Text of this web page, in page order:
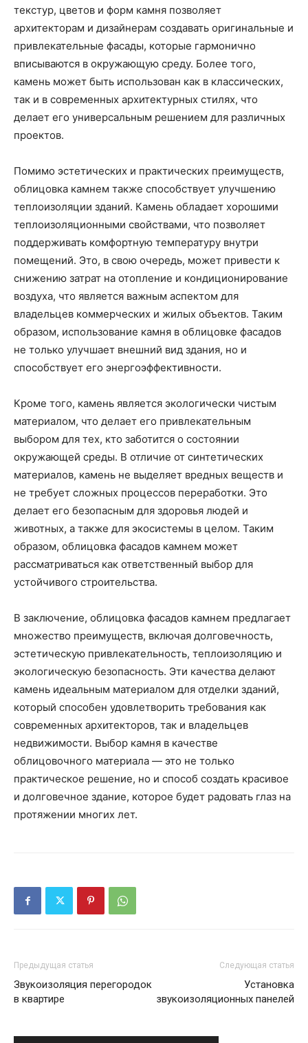
текстур, цветов и форм камня позволяет
архитекторам и дизайнерам создавать оригинальные и
привлекательные фасады, которые гармонично
вписываются в окружающую среду. Более того,
камень может быть использован как в классических,
так и в современных архитектурных стилях, что
делает его универсальным решением для различных
проектов.
Помимо эстетических и практических преимуществ,
облицовка камнем также способствует улучшению
теплоизоляции зданий. Камень обладает хорошими
теплоизоляционными свойствами, что позволяет
поддерживать комфортную температуру внутри
помещений. Это, в свою очередь, может привести к
снижению затрат на отопление и кондиционирование
воздуха, что является важным аспектом для
владельцев коммерческих и жилых объектов. Таким
образом, использование камня в облицовке фасадов
не только улучшает внешний вид здания, но и
способствует его энергоэффективности.
Кроме того, камень является экологически чистым
материалом, что делает его привлекательным
выбором для тех, кто заботится о состоянии
окружающей среды. В отличие от синтетических
материалов, камень не выделяет вредных веществ и
не требует сложных процессов переработки. Это
делает его безопасным для здоровья людей и
животных, а также для экосистемы в целом. Таким
образом, облицовка фасадов камнем может
рассматриваться как ответственный выбор для
устойчивого строительства.
В заключение, облицовка фасадов камнем предлагает
множество преимуществ, включая долговечность,
эстетическую привлекательность, теплоизоляцию и
экологическую безопасность. Эти качества делают
камень идеальным материалом для отделки зданий,
который способен удовлетворить требования как
современных архитекторов, так и владельцев
недвижимости. Выбор камня в качестве
облицовочного материала — это не только
практическое решение, но и способ создать красивое
и долговечное здание, которое будет радовать глаз на
протяжении многих лет.
Предыдущая статья
Звукоизоляция перегородок
в квартире
Следующая статья
Установка
звукоизоляционных панелей